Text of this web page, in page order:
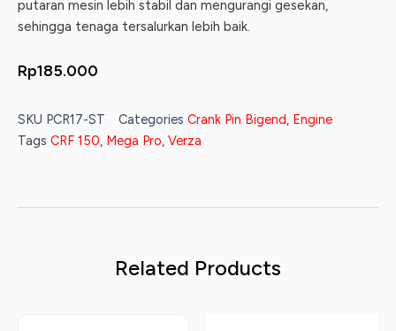
putaran mesin lebih stabil dan mengurangi gesekan,
sehingga tenaga tersalurkan lebih baik.
Rp185.000
SKU PCR17-ST Categories Crank Pin Bigend, Engine
Tags CRF 150, Mega Pro, Verza
Related Products